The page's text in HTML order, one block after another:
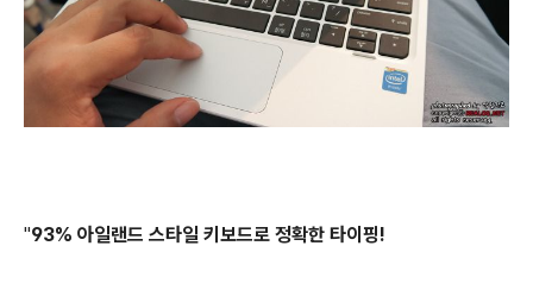
"93% 아일랜드 스타일 키보드로 정확한 타이핑!